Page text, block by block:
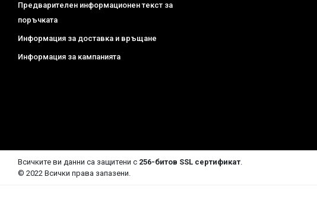
Предварителен информационен текст за
поръчката
Информация за доставка и връщане
Информация за кампанията
Всичките ви данни са защитени с 256-битов SSL сертификат.
© 2022 Всички права запазени.